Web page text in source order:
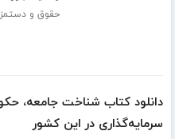
حقوق و
دانلود کتاب شناخت جامعه،
سرمایه‌گذاری در این کشور